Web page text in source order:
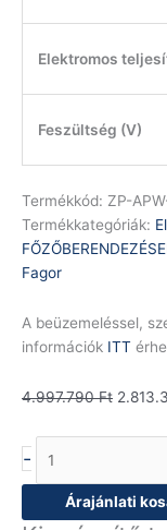
Elektromos
Feszültség (V)
Termékkód: ZP-
Termékkategóriák:
Fagor
A beüzemeléssel,
információk ITT
4.997.790Ft
-
Árajánlati